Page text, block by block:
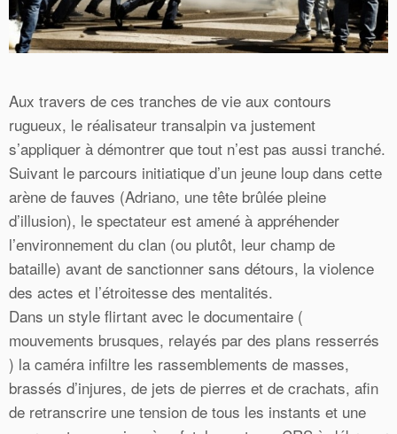
Aux travers de ces tranches de vie aux contours
rugueux, le réalisateur transalpin va justement
s’appliquer à démontrer que tout n’est pas aussi tranché.
Suivant le parcours initiatique d’un jeune loup dans cette
arène de fauves (Adriano, une tête brûlée pleine
d’illusion), le spectateur est amené à appréhender
l’environnement du clan (ou plutôt, leur champ de
bataille) avant de sanctionner sans détours, la violence
des actes et l’étroitesse des mentalités.
Dans un style flirtant avec le documentaire (
mouvements brusques, relayés par des plans resserrés
) la caméra infiltre les rassemblements de masses,
brassés d’injures, de jets de pierres et de crachats, afin
de retranscrire une tension de tous les instants et une